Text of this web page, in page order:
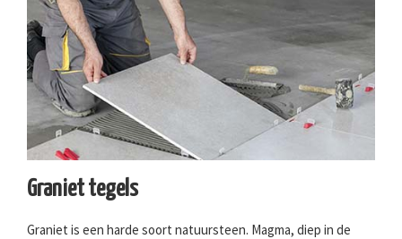
Graniet tegels
Graniet is een harde soort natuursteen. Magma, diep in de